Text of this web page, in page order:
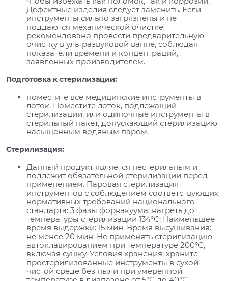
Дефектные изделия следует заменить. Если
инструменты сильно загрязнены и не
поддаются механической очистке,
рекомендовано провести предварительную
очистку в ультразвуковой ванне, соблюдая
показатели времени и концентраций,
заявленных производителем.
Подготовка к стерилизации:
поместите все медицинские инструменты в
лоток. Поместите лоток, подлежащий
стерилизации, или одиночные инструменты в
стерильный пакет, допускающий стерилизацию
насыщенным водяным паром.
Стерилизация:
Данный продукт является нестерильным и
подлежит обязательной стерилизации перед
применением. Паровая стерилизация
инструментов с соблюдением соответствующих
нормативных требований национального
стандарта: 3 фазы форвакуума; нагреть до
температуры стерилизации 134°С; Наименьшее
время выдержки: 15 мин. Время высушивания:
не менее 20 мин. Не применять стерилизацию
автоклавированием при температуре 200°С,
включая сушку. Условия хранения: храните
простерилизованные инструменты в сухой
чистой среде без пыли при умеренной